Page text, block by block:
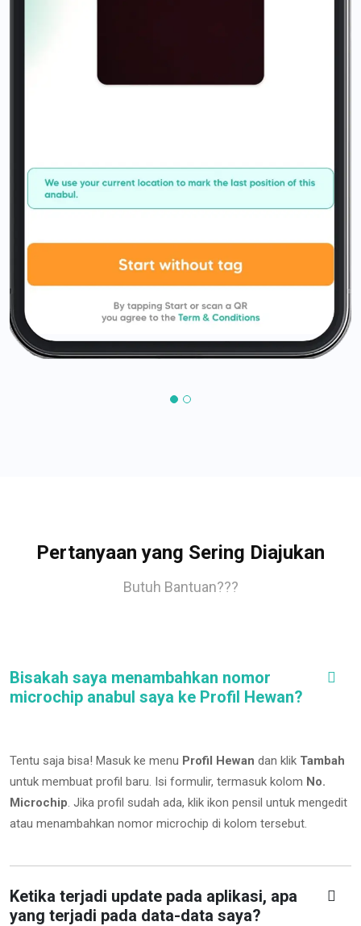
Pertanyaan yang Sering Diajukan
Butuh Bantuan???
Bisakah saya menambahkan nomor
microchip anabul saya ke Profil Hewan?
Tentu saja bisa! Masuk ke menu Profil Hewan dan klik Tambah
untuk membuat profil baru. Isi formulir, termasuk kolom No.
Microchip. Jika profil sudah ada, klik ikon pensil untuk mengedit
atau menambahkan nomor microchip di kolom tersebut.
Ketika terjadi update pada aplikasi, apa
yang terjadi pada data-data saya?